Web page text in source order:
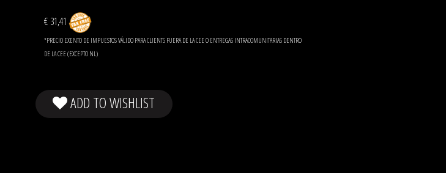
€ 31,41
*PRECIO EXENTO DE IMPUESTOS VÁLIDO PARA CLIENTS FUERA DE LA CEE O ENTREGAS INTRACOMUNITARIAS DENTRO
DE LA CEE (EXCEPTO NL)
ADD TO WISHLIST